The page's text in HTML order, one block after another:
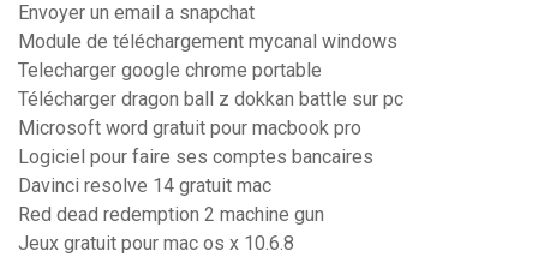
Envoyer un email a snapchat
Module de téléchargement mycanal windows
Telecharger google chrome portable
Télécharger dragon ball z dokkan battle sur pc
Microsoft word gratuit pour macbook pro
Logiciel pour faire ses comptes bancaires
Davinci resolve 14 gratuit mac
Red dead redemption 2 machine gun
Jeux gratuit pour mac os x 10.6.8